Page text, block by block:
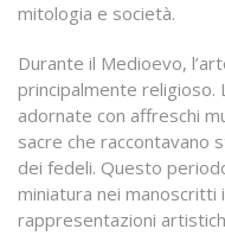
mitologia e società.
Durante il Medioevo,
principalmente
adornate con affreschi
sacre che raccontavano
dei fedeli. Questo
miniatura nei manoscritti
rappresentazioni